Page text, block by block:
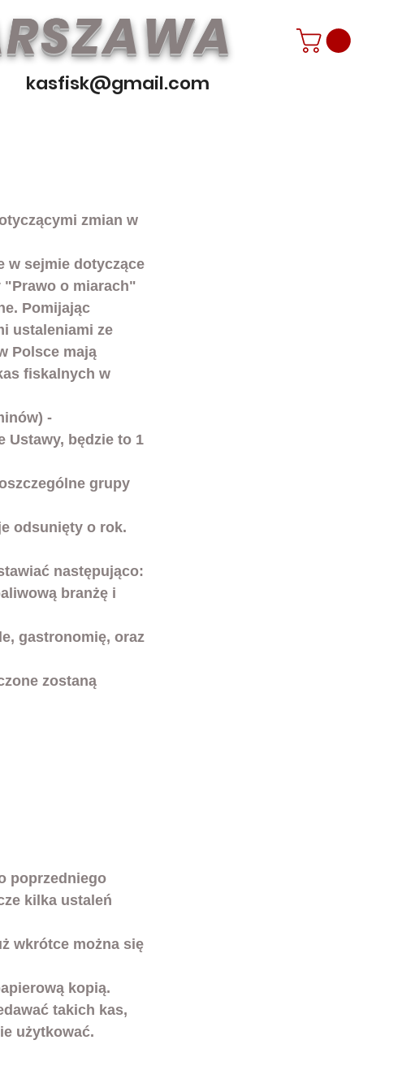
kasfisk@gmail.com
zmian w
w sejmie dotyczące
"Prawo o miarach"
Pomijając
ustaleniami ze
Polsce mają
fiskalnych w
-
Ustawy, będzie to 1
grupy
odsunięty o rok.
następująco:
branżę i
gastronomię, oraz
zostaną
poprzedniego
kilka ustaleń
wkrótce można się
takich kas,
użytkować.